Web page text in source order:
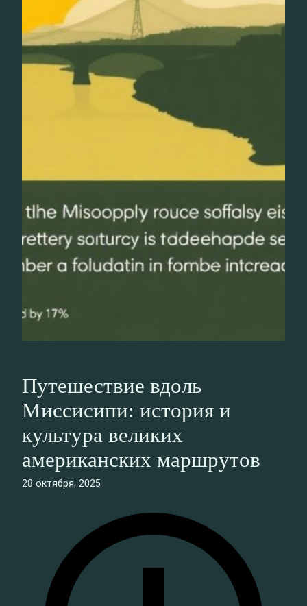
Путешествие вдоль
Миссисипи: история и
культура великих
американских маршрутов
28 октября, 2025